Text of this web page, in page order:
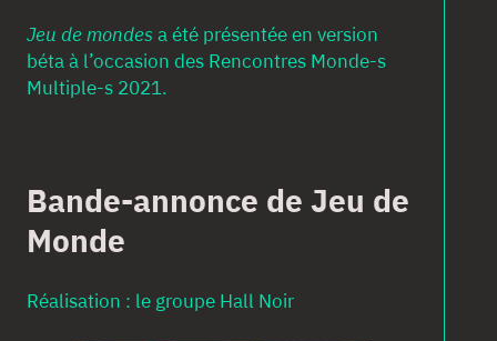
Jeu de mondes a été présentée en version
béta à l’occasion des Rencontres Monde-s
Multiple-s 2021.
Bande-annonce de Jeu de
Monde
Réalisation : le groupe Hall Noir